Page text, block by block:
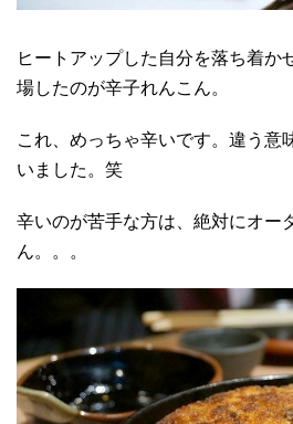
ヒートアップした自分を落ち着か
場したのが辛子れんこん。
これ、めっちゃ辛いです。違う意
いました。笑
辛いのが苦手な方は、絶対にオー
ん。。。